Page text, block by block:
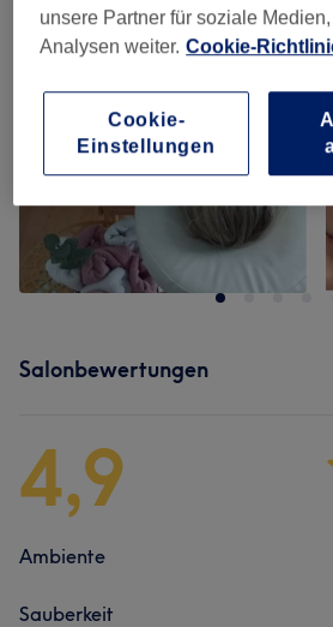
Salonbewertungen
4,9
Ambiente
Sauberkeit
unsere Partner für soziale
Analysen weiter. Cookie-
Cookie-
Einstellungen